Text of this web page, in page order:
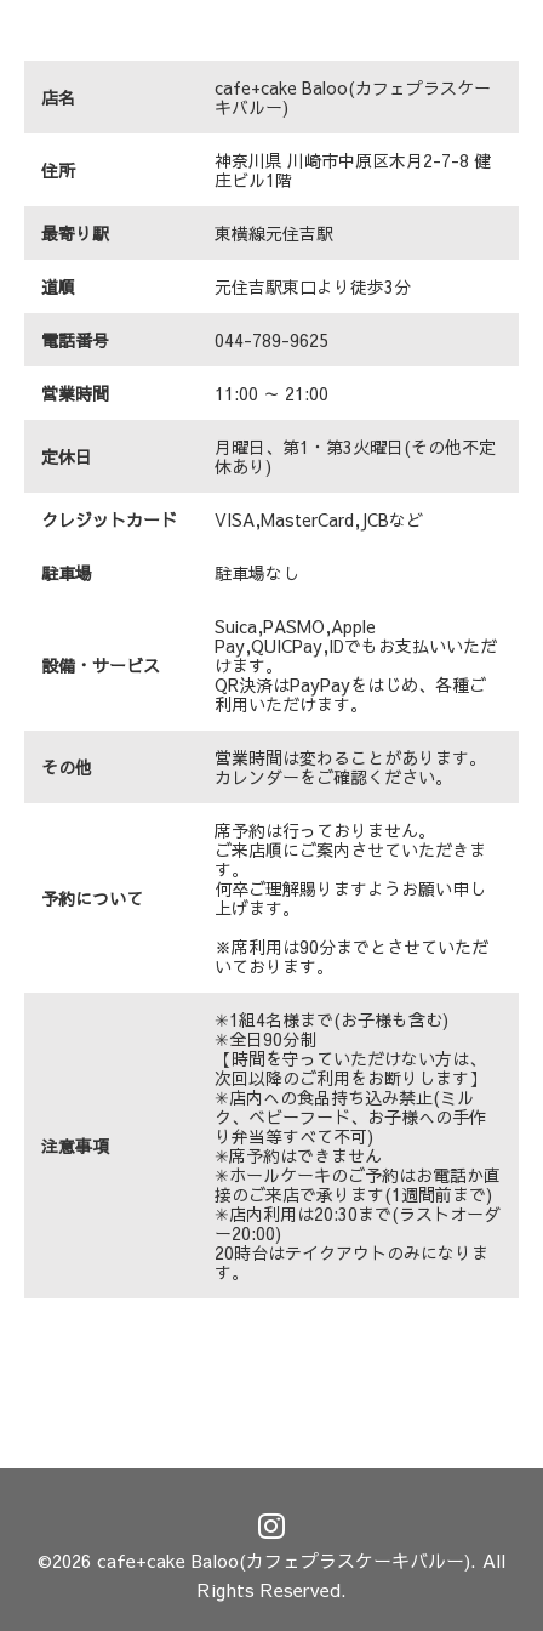
店名
cafe+cake Baloo(カフェプラスケー
キバルー)
住所
神奈川県 川崎市中原区木月2-7-8 健
庄ビル1階
最寄り駅 東横線元住吉駅
道順 元住吉駅東口より徒歩3分
電話番号 044-789-9625
営業時間 11:00 ～ 21:00
定休日
月曜日、第1・第3火曜日(その他不定
休あり)
クレジットカード VISA,MasterCard,JCBなど
駐車場 駐車場なし
設備・サービス
Suica,PASMO,Apple
Pay,QUICPay,IDでもお支払いいただ
けます。
QR決済はPayPayをはじめ、各種ご
利用いただけます。
その他
営業時間は変わることがあります。
カレンダーをご確認ください。
予約について
席予約は行っておりません。
ご来店順にご案内させていただきま
す。
何卒ご理解賜りますようお願い申し
上げます。
※席利用は90分までとさせていただ
いております。
注意事項
✳︎1組4名様まで(お子様も含む)
✳︎全日90分制
【時間を守っていただけない方は、
次回以降のご利用をお断りします】
✳︎店内への食品持ち込み禁止(ミル
ク、ベビーフード、お子様への手作
り弁当等すべて不可)
✳︎席予約はできません
✳︎ホールケーキのご予約はお電話か直
接のご来店で承ります(1週間前まで)
✳︎店内利用は20:30まで(ラストオーダ
ー20:00)
20時台はテイクアウトのみになりま
す。
©2026 cafe+cake Baloo(カフェプラスケーキバルー). All
Rights Reserved.